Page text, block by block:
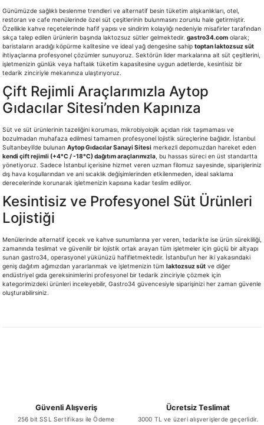
Günümüzde sağlıklı beslenme trendleri ve alternatif besin tüketim alışkanlıkları, otel,
restoran ve cafe menülerinde özel süt çeşitlerinin bulunmasını zorunlu hale getirmiştir.
Özellikle kahve reçetelerinde hafif yapısı ve sindirim kolaylığı nedeniyle misafirler tarafından
sıkça talep edilen ürünlerin başında laktozsuz sütler gelmektedir. gastro34.com olarak;
baristaların aradığı köpürme kalitesine ve ideal yağ dengesine sahip toptan laktozsuz süt
ihtiyaçlarına profesyonel çözümler sunuyoruz. Sektörün lider markalarına ait süt çeşitlerini,
işletmenizin günlük veya haftalık tüketim kapasitesine uygun adetlerde, kesintisiz bir
tedarik zinciriyle mekanınıza ulaştırıyoruz.
Çift Rejimli Araçlarımızla Aytop
Gıdacılar Sitesi’nden Kapınıza
Süt ve süt ürünlerinin tazeliğini koruması, mikrobiyolojik açıdan risk taşımaması ve
bozulmadan muhafaza edilmesi tamamen profesyonel lojistik süreçlerine bağlıdır. İstanbul
Sultanbeyli’de bulunan Aytop Gıdacılar Sanayi Sitesi merkezli depomuzdan hareket eden
kendi çift rejimli (+4°C / -18°C) dağıtım araçlarımızla , bu hassas süreci en üst standartta
yönetiyoruz. Sadece İstanbul içerisine hizmet veren uzman filomuz sayesinde, siparişleriniz
dış hava koşullarından ve ani sıcaklık değişimlerinden etkilenmeden, ideal saklama
derecelerinde korunarak işletmenizin kapısına kadar teslim ediliyor.
Kesintisiz ve Profesyonel Süt Ürünleri
Lojistiği
Menülerinde alternatif içecek ve kahve sunumlarına yer veren, tedarikte ise ürün sürekliliği,
zamanında teslimat ve güvenilir bir lojistik ortak arayan tüm işletmeler için güçlü bir altyapı
sunan gastro34, operasyonel yükünüzü hafifletmektedir. İstanbul'un her iki yakasındaki
geniş dağıtım ağımızdan yararlanmak ve işletmenizin tüm laktozsuz süt ve diğer
endüstriyel gıda gereksinimlerini profesyonel bir tedarik zinciriyle çözmek için
kategorimizdeki ürünleri inceleyebilir, Gastro34 güvencesiyle siparişinizi her zaman güvenle
oluşturabilirsiniz.
Güvenli Alışveriş
256 bit SSL Sertifikası ile Ödeme
Ücretsiz Teslimat
3000 TL ve üzeri alışverişlerde geçerlidir.